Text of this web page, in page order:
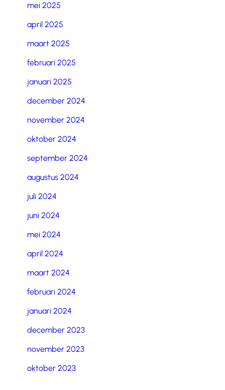
mei 2025
april 2025
maart 2025
februari 2025
januari 2025
december 2024
november 2024
oktober 2024
september 2024
augustus 2024
juli 2024
juni 2024
mei 2024
april 2024
maart 2024
februari 2024
januari 2024
december 2023
november 2023
oktober 2023